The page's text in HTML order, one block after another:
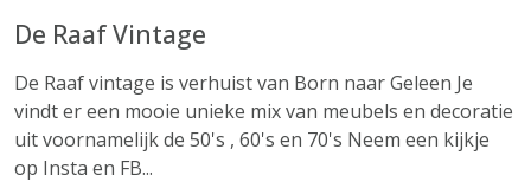
De Raaf Vintage
De Raaf vintage is verhuist van Born naar Geleen Je
vindt er een mooie unieke mix van meubels en decoratie
uit voornamelijk de 50's , 60's en 70's Neem een kijkje
op Insta en FB...